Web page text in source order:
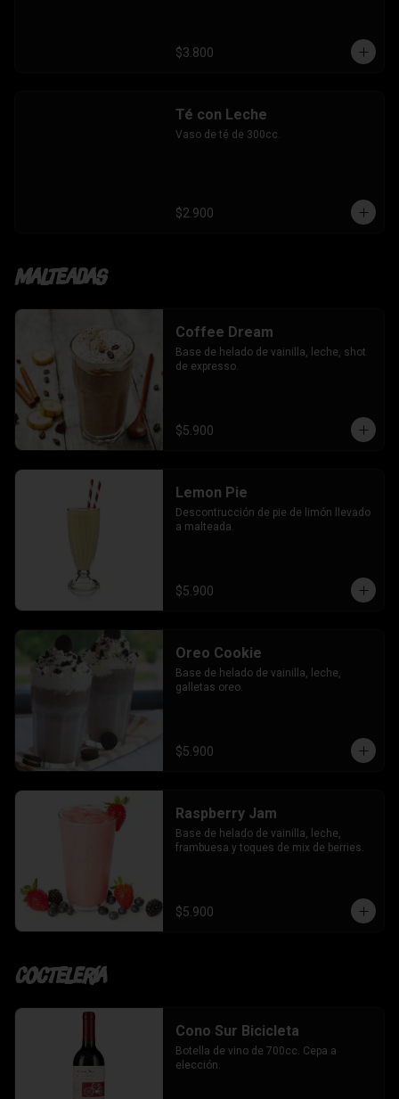
$3.800
Té con Leche
Vaso de té de 300cc.
$2.900
Malteadas
Coffee Dream
Base de helado de vainilla, leche, shot
de expresso.
$5.900
Lemon Pie
Descontrucción de pie de limón llevado
a malteada.
$5.900
Oreo Cookie
Base de helado de vainilla, leche,
galletas oreo.
$5.900
Raspberry Jam
Base de helado de vainilla, leche,
frambuesa y toques de mix de berries.
$5.900
Coctelería
Cono Sur Bicicleta
Botella de vino de 700cc. Cepa a
elección.